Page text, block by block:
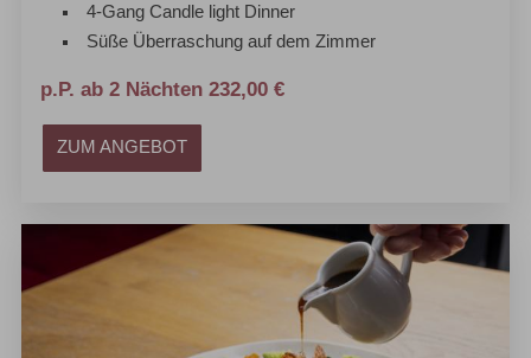
4-Gang Candle light Dinner
Süße Überraschung auf dem Zimmer
p.P. ab 2 Nächten 232,00 €
ZUM ANGEBOT